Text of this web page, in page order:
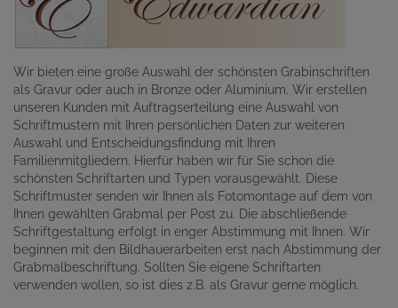
Wir bieten eine große Auswahl der schönsten Grabinschriften
als Gravur oder auch in Bronze oder Aluminium. Wir erstellen
unseren Kunden mit Auftragserteilung eine Auswahl von
Schriftmustern mit Ihren persönlichen Daten zur weiteren
Auswahl und Entscheidungsfindung mit Ihren
Familienmitgliedern. Hierfür haben wir für Sie schon die
schönsten Schriftarten und Typen vorausgewählt. Diese
Schriftmuster senden wir Ihnen als Fotomontage auf dem von
Ihnen gewählten Grabmal per Post zu. Die abschließende
Schriftgestaltung erfolgt in enger Abstimmung mit Ihnen. Wir
beginnen mit den Bildhauerarbeiten erst nach Abstimmung der
Grabmalbeschriftung. Sollten Sie eigene Schriftarten
verwenden wollen, so ist dies z.B. als Gravur gerne möglich.